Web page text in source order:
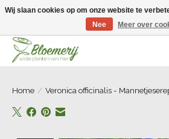
Home / Veronica officinalis -
Wij slaan cookies op om onze website te
Nee
Meer over